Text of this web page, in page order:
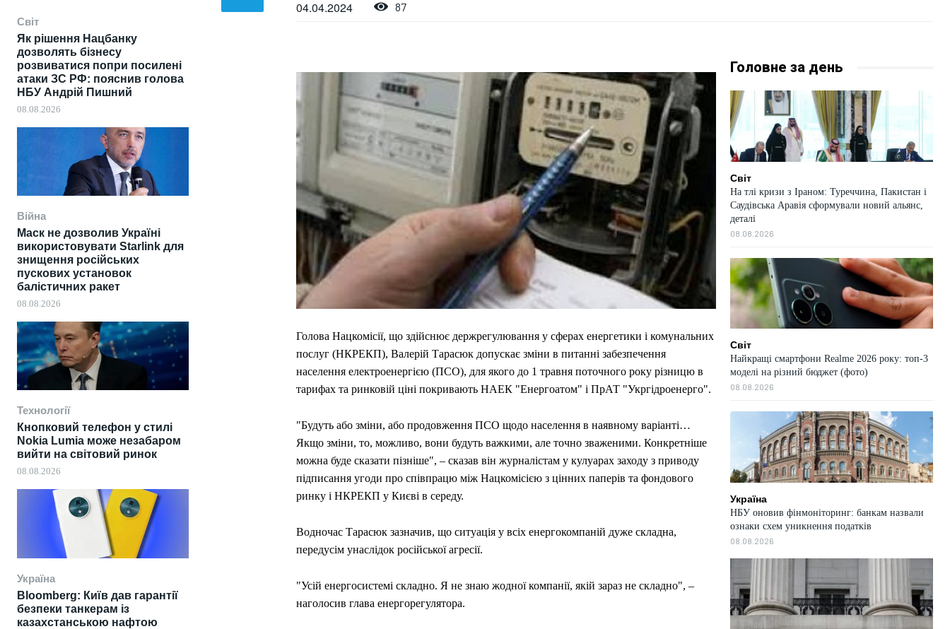
Світ
Як рішення Нацбанку
дозволять бізнесу
розвиватися попри посилені
атаки ЗС РФ: пояснив голова
НБУ Андрій Пишний
08.08.2026
Війна
Маск не дозволив Україні
використовувати Starlink для
знищення російських
пускових установок
балістичних ракет
08.08.2026
Технології
Кнопковий телефон у стилі
Nokia Lumia може незабаром
вийти на світовий ринок
08.08.2026
Україна
Bloomberg: Київ дав гарантії
безпеки танкерам із
казахстанською нафтою
04.04.2024 87
Голова Нацкомісії, що здійснює держрегулювання у сферах енергетики і комунальних
послуг (НКРЕКП), Валерій Тарасюк допускає зміни в питанні забезпечення
населення електроенергією (ПСО), для якого до 1 травня поточного року різницю в
тарифах та ринковій ціні покривають НАЕК "Енергоатом" і ПрАТ "Укргідроенерго".
"Будуть або зміни, або продовження ПСО щодо населення в наявному варіанті…
Якщо зміни, то, можливо, вони будуть важкими, але точно зваженими. Конкретніше
можна буде сказати пізніше", – сказав він журналістам у кулуарах заходу з приводу
підписання угоди про співпрацю між Нацкомісією з цінних паперів та фондового
ринку і НКРЕКП у Києві в середу.
Водночас Тарасюк зазначив, що ситуація у всіх енергокомпаній дуже складна,
передусім унаслідок російської агресії.
"Усій енергосистемі складно. Я не знаю жодної компанії, якій зараз не складно", –
наголосив глава енергорегулятора.
Головне за день
Світ
На тлі кризи з Іраном: Туреччина, Пакистан і
Саудівська Аравія сформували новий альянс,
деталі
08.08.2026
Світ
Найкращі смартфони Realme 2026 року: топ-3
моделі на різний бюджет (фото)
08.08.2026
Україна
НБУ оновив фінмоніторинг: банкам назвали
ознаки схем уникнення податків
08.08.2026